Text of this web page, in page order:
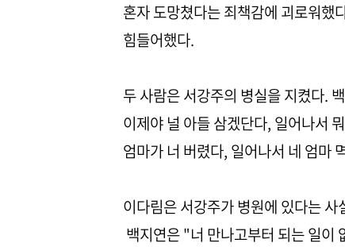
혼자 도망쳤다는 죄책감에 괴로워했
힘들어했다.
두 사람은 서강주의 병실을 지켰다.
이제야 널 아들 삼겠단다, 일어나서
엄마가 너 버렸다, 일어나서 네 엄마
이다림은 서강주가 병원에 있다는
백지연은 "너 만나고부터 되는 일이